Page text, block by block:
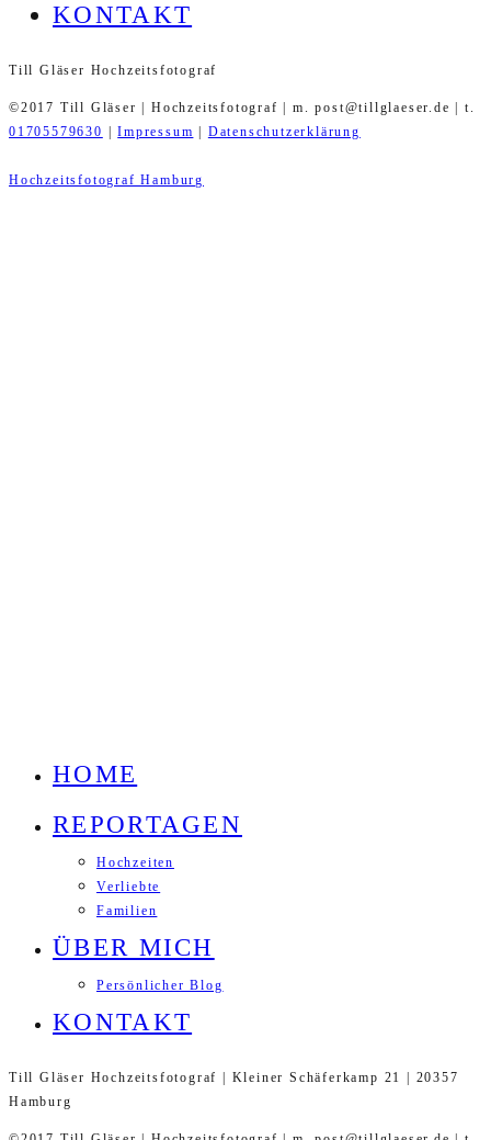
KONTAKT
Till Gläser Hochzeitsfotograf
©2017 Till Gläser | Hochzeitsfotograf | m. post@tillglaeser.de | t.
01705579630
|Impressum Datenschutzerklärung
Hochzeitsfotograf Hamburg
HOME
REPORTAGEN
Hochzeiten
Verliebte
Familien
ÜBER MICH
Persönlicher Blog
KONTAKT
Till Gläser Hochzeitsfotograf | Kleiner Schäferkamp 21 | 20357
Hamburg